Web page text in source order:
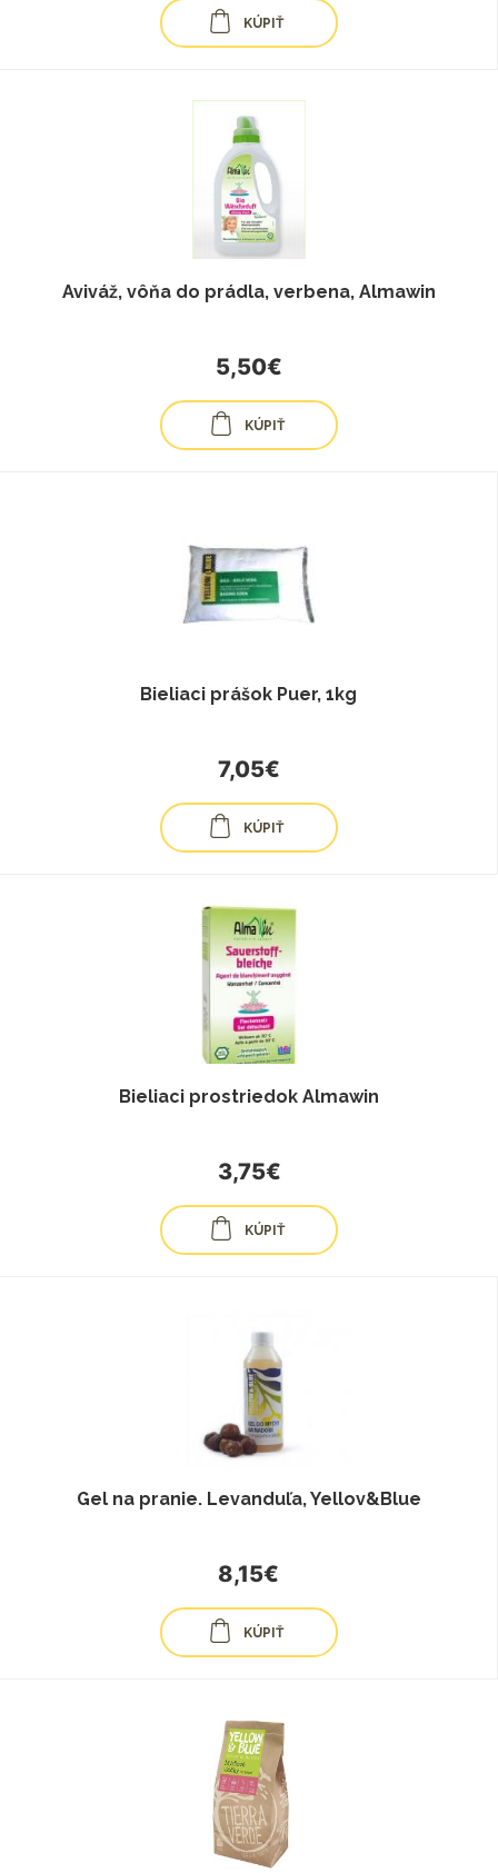
KÚPIŤ
Aviváž, vôňa do prádla, verbena, Almawin
5,50€
KÚPIŤ
Bieliaci prášok Puer, 1kg
7,05€
KÚPIŤ
Bieliaci prostriedok Almawin
3,75€
KÚPIŤ
Gel na pranie. Levanduľa, Yellov&Blue
8,15€
KÚPIŤ